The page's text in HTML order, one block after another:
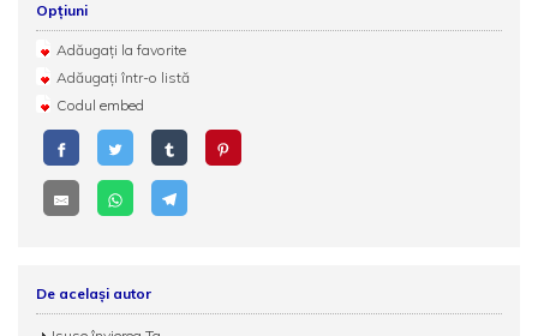
Opțiuni
Adăugați la favorite
Adăugați într-o listă
Codul embed
De același autor